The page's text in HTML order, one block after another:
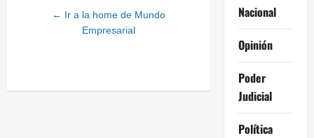
← Ir a la home de Mundo
Empresarial
Nacional
Opinión
Poder
Judicial
Política